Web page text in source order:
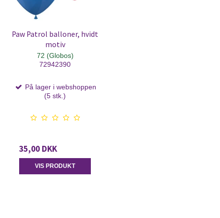
Paw Patrol balloner, hvidt
motiv
72 (Globos)
72942390
På lager i webshoppen
(5 stk.)
35,00 DKK
VIS PRODUKT